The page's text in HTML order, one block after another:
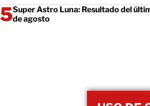
Super Astro Luna: Resultado del
de agosto